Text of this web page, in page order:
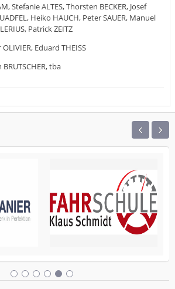
Stefanie ALTES, Thorsten BECKER, Josef
Heiko HAUCH, Peter SAUER, Manuel
Patrick ZEITZ
Eduard THEISS
BRUTSCHER, tba
‹ ›